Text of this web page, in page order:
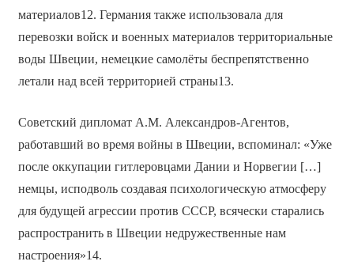
материалов12. Германия также использовала для
перевозки войск и военных материалов территориальные
воды Швеции, немецкие самолёты беспрепятственно
летали над всей территорией страны13.
Советский дипломат А.М. Александров-Агентов,
работавший во время войны в Швеции, вспоминал: «Уже
после оккупации гитлеровцами Дании и Норвегии […]
немцы, исподволь создавая психологическую атмосферу
для будущей агрессии против СССР, всячески старались
распространить в Швеции недружественные нам
настроения»14.